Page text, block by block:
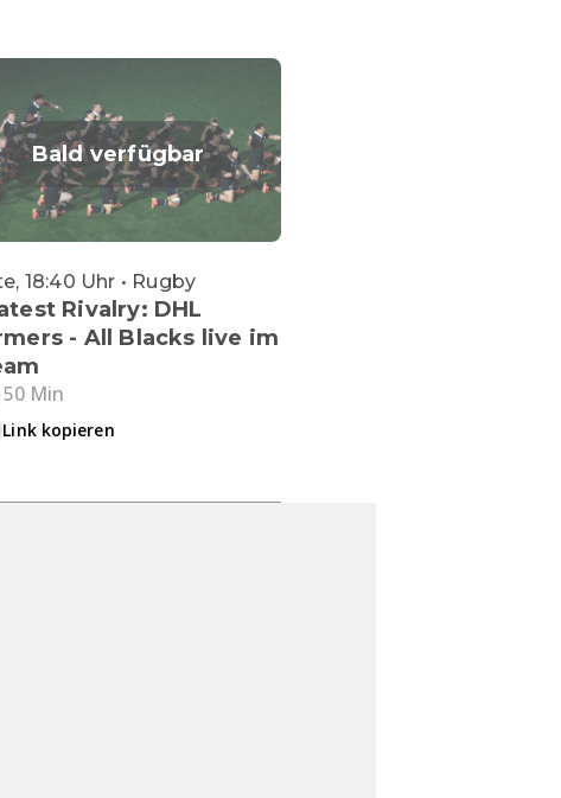
Bald verfügbar
18:40 Uhr • Rugby
Rivalry: DHL
- All Blacks live im
Min
Link kopieren